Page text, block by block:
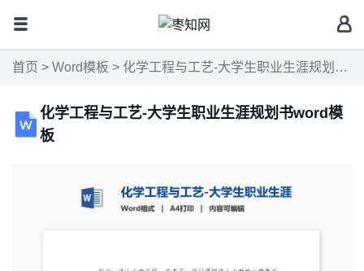
首页 > Word模板 > 化学工程与工艺-大学生职业生涯规划书word模板
化学工程与工艺-大学生职业生涯规划书word模
板